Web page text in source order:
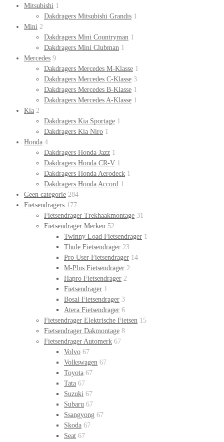
Mitsubishi 1
Dakdragers Mitsubishi Grandis 1
Mini 2
Dakdragers Mini Countryman 1
Dakdragers Mini Clubman 1
Mercedes 9
Dakdragers Mercedes M-Klasse 1
Dakdragers Mercedes C-Klasse 3
Dakdragers Mercedes B-Klasse 1
Dakdragers Mercedes A-Klasse 1
Kia 2
Dakdragers Kia Sportage 1
Dakdragers Kia Niro 1
Honda 4
Dakdragers Honda Jazz 1
Dakdragers Honda CR-V 1
Dakdragers Honda Aerodeck 1
Dakdragers Honda Accord 1
Geen categorie 284
Fietsendragers 177
Fietsendrager Trekhaakmontage 31
Fietsendrager Merken 52
Twinny Load Fietsendrager 1
Thule Fietsendrager 23
Pro User Fietsendrager 14
M-Plus Fietsendrager 2
Hapro Fietsendrager 2
Fietsendrager 1
Bosal Fietsendrager 3
Atera Fietsendrager 6
Fietsendrager Elektrische Fietsen 15
Fietsendrager Dakmontage 8
Fietsendrager Automerk 67
Volvo 67
Volkswagen 67
Toyota 67
Tata 67
Suzuki 67
Subaru 67
Ssangyong 67
Skoda 67
Seat 67